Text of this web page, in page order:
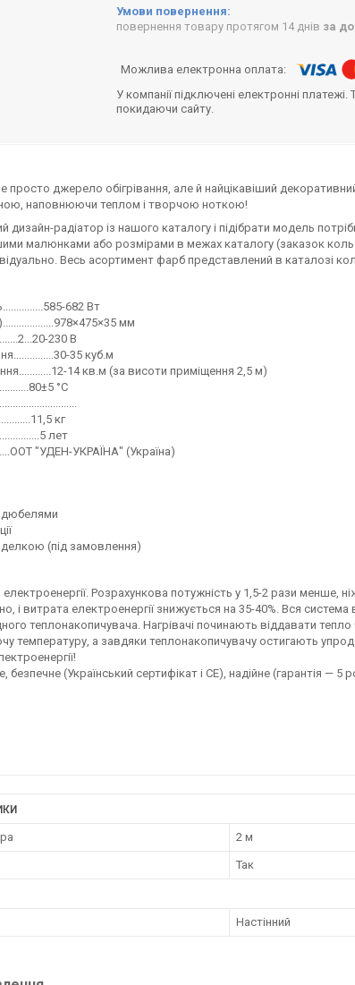
повернення товару протягом 14 днів за
У компанії підключені електронні
покидаючи сайту.
джерело обігрівання, але й найцікавіший
наповнюючи теплом і творчою ноткою!
дизайн-радіатор із нашого каталогу і підібрати модель
малюнками або розмірами в межах каталогу (заказок
Весь асортимент фарб представлений в каталозі
682 Вт
мм
230 В
35 куб.м
14 кв.м (за висоти приміщення 2,5 м)
°C
кг
лет
"УДЕН-УКРАЇНА" (Україна)
дюбелями
(під замовлення)
Розрахункова потужність у 1,5-2 рази менше,
і витрата електроенергії знижується на 35-40%. Вся
теплонакопичувача. Нагрівачі починають віддавати
температуру, а завдяки теплонакопичувачу остигають
безпечне (Український сертифікат і СЕ), надійне (гарантія — 5
2 м
Так
Настінний